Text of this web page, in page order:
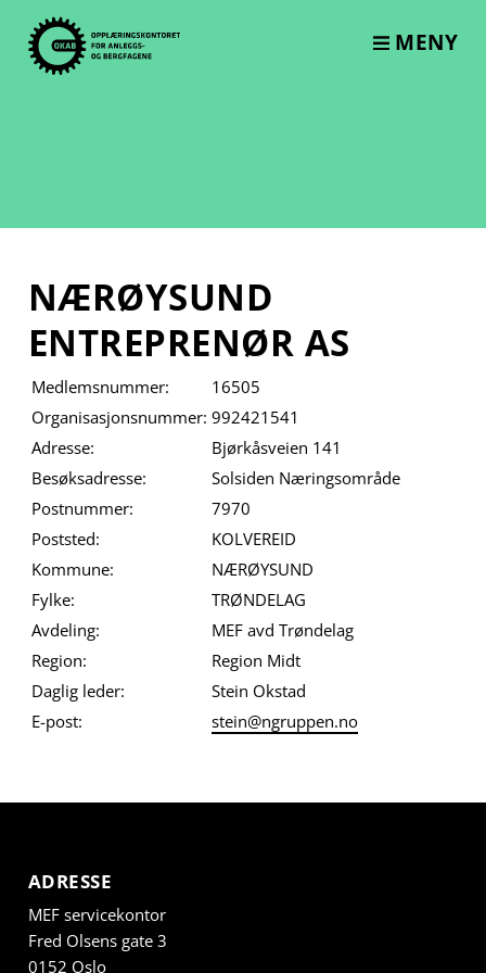
content
MENY
NÆRØYSUND
ENTREPRENØR AS
Medlemsnummer:
16505
Organisasjonsnummer: 992421541
Adresse:
Bjørkåsveien 141
Besøksadresse:
Solsiden Næringsområde
Postnummer:
7970
Poststed:
KOLVEREID
Kommune:
NÆRØYSUND
Fylke:
TRØNDELAG
Avdeling:
MEF avd Trøndelag
Region:
Region Midt
Daglig leder:
Stein Okstad
E-post:
stein@ngruppen.no
ADRESSE
MEF servicekontor
Fred Olsens gate 3
0152 Oslo